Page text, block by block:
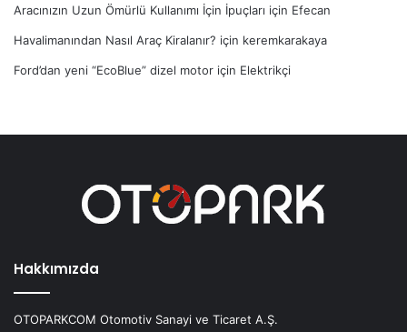
Aracınızın Uzun Ömürlü Kullanımı İçin İpuçları için Efecan
Havalimanından Nasıl Araç Kiralanır? için keremkarakaya
Ford’dan yeni “EcoBlue” dizel motor için Elektrikçi
Hakkımızda
OTOPARKCOM Otomotiv Sanayi ve Ticaret A.Ş.